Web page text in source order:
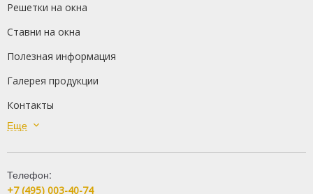
Решетки на окна
Ставни на окна
Полезная информация
Галерея продукции
Контакты
Сварные решетки
Кованые решетки
Распашные решетки
Еще
Телефон:
+7 (495) 003-40-74